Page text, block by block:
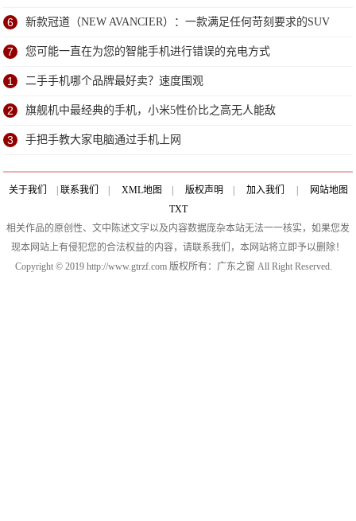
6 新款冠道（NEW AVANCIER）：一款满足任何苛刻要求的SUV
7 您可能一直在为您的智能手机进行错误的充电方式
1 二手手机哪个品牌最好卖？速度围观
2 旗舰机中最经典的手机，小米5性价比之高无人能敌
3 手把手教大家电脑通过手机上网
关于我们 联系我们 XML地图 版权声明 加入我们
网站地图
TXT
相关作品的原创性、文中陈述文字以及内容数据庞杂本站无法一一核实，如果您发
现本网站上有侵犯您的合法权益的内容，请联系我们，本网站将立即予以删除！
Copyright © 2019 http://www.gtrzf.com 版权所有：广东之窗 All Right Reserved.